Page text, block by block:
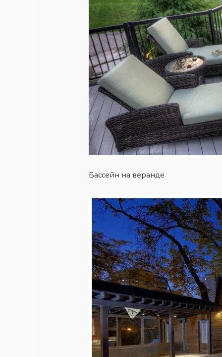
Бассейн на веранде